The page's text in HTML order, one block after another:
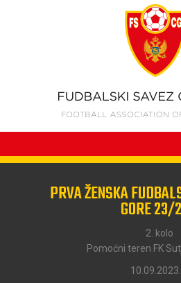
PRVA ŽENSKA
GORE
2. kolo
Pomoćni teren FK
10.09.2023.